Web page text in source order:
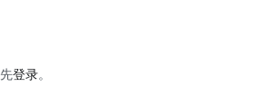
登录。